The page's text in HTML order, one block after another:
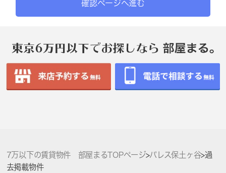
確認ページへ進む
7万以下の賃貸物件 部屋まるTOPページ>パレス保土ヶ谷>過
去掲載物件